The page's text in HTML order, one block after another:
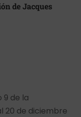
de Jacques
9 de la
20 de diciembre